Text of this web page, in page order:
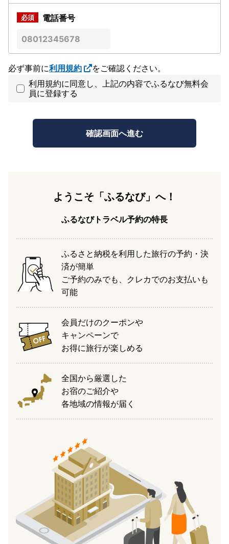
電話番号
必ず事前に利用規約
をご確認ください。
利用規約に同意し、上記の内容でふるなび無料会
員に登録する
ようこそ「ふるなび」へ！
ふるなびトラベル予約の特長
ふるさと納税を利用した旅行の予約・決
済が簡単
ご予約のみでも、クレカでのお支払いも
可能
会員だけのクーポンや
キャンペーンで
お得に旅行が楽しめる
全国から厳選した
お宿のご紹介や
各地域の情報が届く